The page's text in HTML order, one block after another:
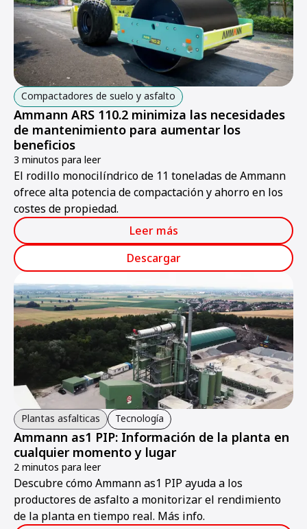
Compactadores de suelo y asfalto
Ammann ARS 110.2 minimiza las necesidades
de mantenimiento para aumentar los
beneficios
3 minutos para leer
El rodillo monocilíndrico de 11 toneladas de Ammann
ofrece alta potencia de compactación y ahorro en los
costes de propiedad.
Leer más
Descargar
Plantas asfalticas Tecnología
Ammann as1 PIP: Información de la planta en
cualquier momento y lugar
2 minutos para leer
Descubre cómo Ammann as1 PIP ayuda a los
productores de asfalto a monitorizar el rendimiento
de la planta en tiempo real. Más info.